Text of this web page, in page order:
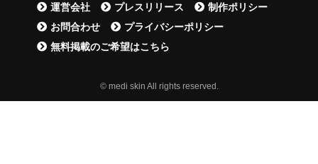
運営会社 プレスリリース
制作ポリシー
お問合わせ
プライバシーポリシー
無料掲載のご希望はこちら
© medi skin All rights reserved.